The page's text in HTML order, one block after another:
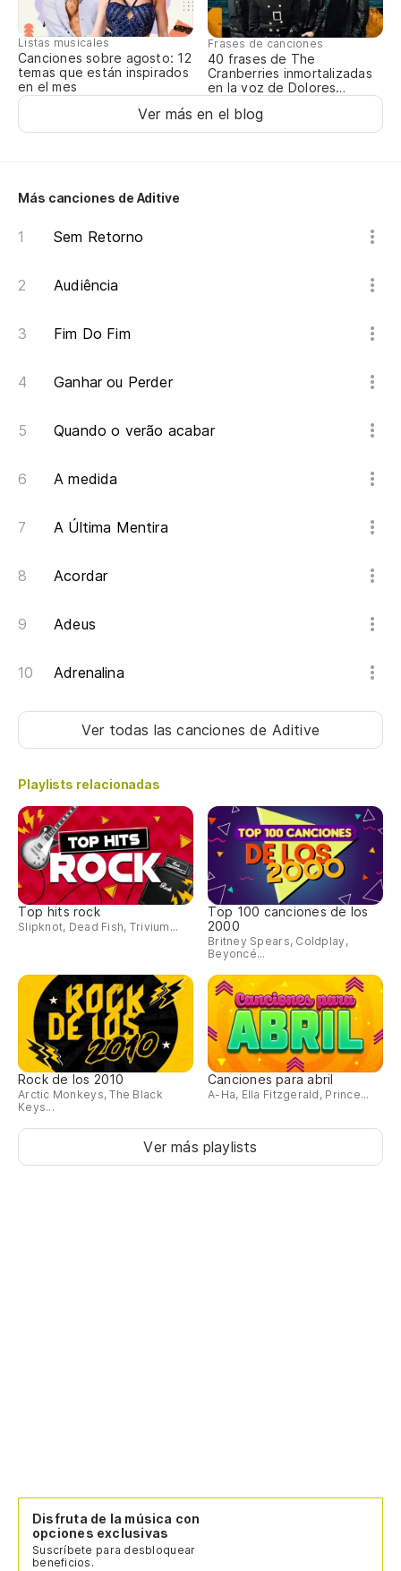
Listas musicales
Canciones sobre agosto: 12
temas que están inspirados
en el mes
Frases de canciones
40 frases de The
Cranberries inmortalizadas
en la voz de Dolores
Ver más en el blog
Más canciones de Aditive
Sem Retorno
Audiência
Fim Do Fim
Ganhar ou Perder
Quando o verão acabar
A medida
A Última Mentira
Acordar
Adeus
Adrenalina
Ver todas las cancionesde Aditive
Playlists relacionadas
Top hits rock
Slipknot, Dead Fish, Trivium...
Top 100 canciones de los
2000
Britney Spears, Coldplay,
Beyoncé...
Rock de los 2010
Arctic Monkeys, The Black
Keys...
Canciones para abril
A-Ha, Ella Fitzgerald, Prince...
Ver más playlists
Disfruta de la música con
opciones exclusivas
Suscríbete para desbloquear
beneficios.